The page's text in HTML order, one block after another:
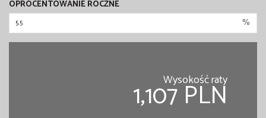
OPROCENTOWANIE ROCZNE
%
Wysokość raty
1,107 PLN